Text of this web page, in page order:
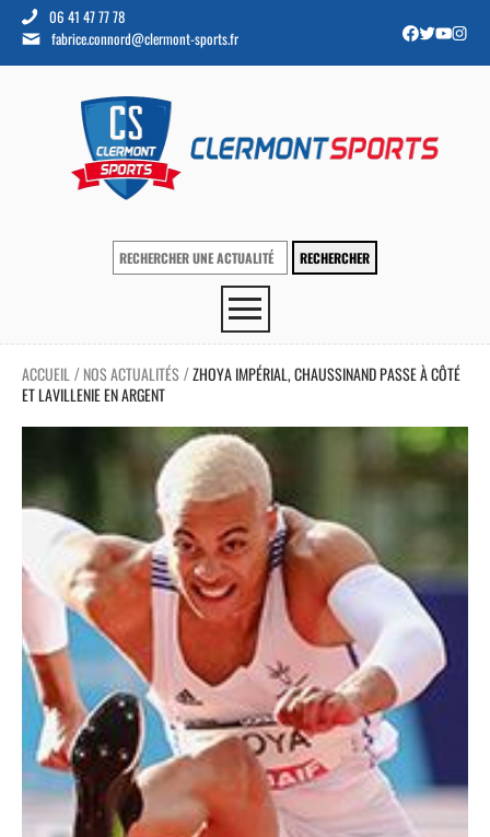
06 41 47 77 78
fabrice.connord@clermont-sports.fr
ACCUEIL / NOS ACTUALITÉS /ZHOYA IMPÉRIAL, CHAUSSINAND PASSE À CÔTÉ
ET LAVILLENIE EN ARGENT